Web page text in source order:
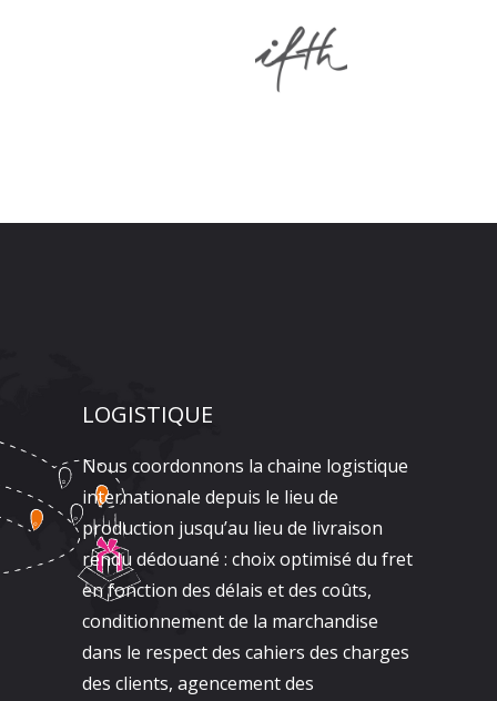
LOGISTIQUE
Nous coordonnons la chaine logistique
internationale depuis le lieu de
production jusqu’au lieu de livraison
rendu dédouané : choix optimisé du fret
en fonction des délais et des coûts,
conditionnement de la marchandise
dans le respect des cahiers des charges
des clients, agencement des